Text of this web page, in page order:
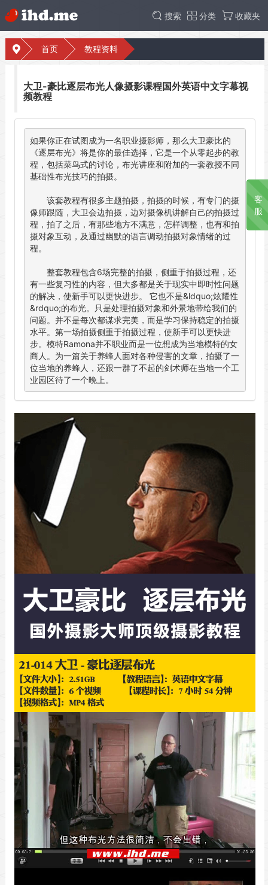
搜索 分类 收藏夹
首页 教程资料
大卫-豪比逐层布光人像摄影课程国外英语中文字幕视
频教程
如果你正在试图成为一名职业摄影师，那么大卫豪比的
《逐层布光》将是你的最佳选择，它是一个从零起步的教
程，包括菜鸟式的讨论，布光讲座和附加的一套教授不同
基础性布光技巧的拍摄。
       该套教程有很多主题拍摄，拍摄的时候，有专门的摄
像师跟随，大卫会边拍摄，边对摄像机讲解自己的拍摄过
程，拍了之后，有那些地方不满意，怎样调整，也有和拍
摄对象互动，及通过幽默的语言调动拍摄对象情绪的过
程。
       整套教程包含6场完整的拍摄，侧重于拍摄过程，还
有一些复习性的内容，但大多都是关于现实中即时性问题
的解决，使新手可以更快进步。 它也不是&ldquo;炫耀性
&rdquo;的布光。只是处理拍摄对象和外景地带给我们的
问题。并不是每次都谋求完美，而是学习保持稳定的拍摄
水平。第一场拍摄侧重于拍摄过程，使新手可以更快进
步。模特Ramona并不职业而是一位想成为当地模特的女
商人。为一篇关于养蜂人面对各种侵害的文章，拍摄了一
位当地的养蜂人，还跟一群了不起的剑术师在当地一个工
业园区待了一个晚上。
客
服